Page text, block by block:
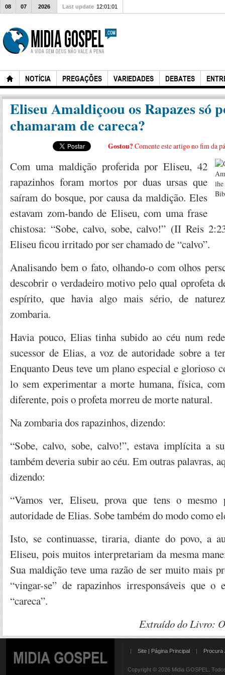
NOTÍCIA PREGAÇÕES VARIEDADES DEBATES
08 07 2026 Last update 12:01:01
Eliseu Amaldiçoou os Rapazes só
chamaram de careca?
Gostou? Comente este artigo no fim da
Com uma maldição proferida por Eliseu, 42
rapazinhos foram mortos por duas ursas que
saíram do bosque, por causa da maldição. Eles
estavam zom-bando de Eliseu, com uma frase
chistosa: “Sobe, calvo, sobe, calvo!” (II Reis
Eliseu ficou irritado por ser chamado de “calvo”.
Analisando bem o fato, olhando-o com olhos
descobrir o verdadeiro motivo pelo qual oprofeta
espírito, que havia algo mais sério, de
zombaria.
Havia pouco, Elias tinha subido ao céu num
sucessor de Elias, a voz de autoridade sobre a
Enquanto Deus teve um plano especial e glorioso
lo sem experimentar a morte humana, física,
diferente, pois o profeta morreu de morte natural.
Na zombaria dos rapazinhos, dizendo:
“Sobe, calvo, sobe, calvo!”, estava implícita a
também deveria subir ao céu. Em outras palavras,
dizendo:
“Vamos ver, Eliseu, prova que tens o mesmo
autoridade de Elias. Sobe também do modo como
Isto, se continuasse, tiraria, diante do povo, a
Eliseu, pois muitos interpretariam da mesma
Sua maldição teve uma razão de ser muito mais
“vingar-se” de rapazinhos irresponsáveis que o
“careca”.
Extraído do Livro:
MIDIA GOSPEL | Site | Página Principal | Procura
Copyright © 2026 Midia GOSPEL.